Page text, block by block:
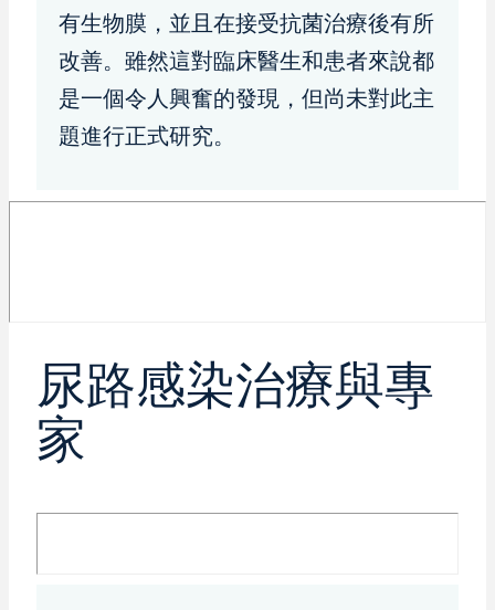
有生物膜，並且在接受抗菌治療後有所
改善。雖然這對臨床醫生和患者來說都
是一個令人興奮的發現，但尚未對此主
題進行正式研究。
尿路感染治療與專
家